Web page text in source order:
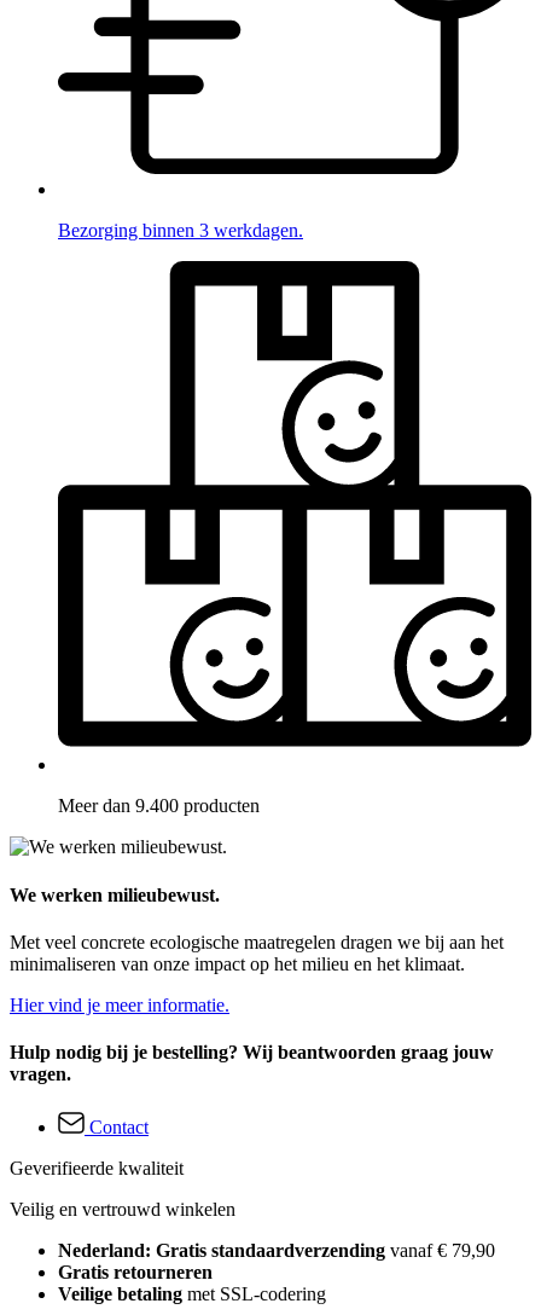
Bezorging binnen 3 werkdagen.
Meer dan 9.400 producten
We werken milieubewust.
Met veel concrete ecologische maatregelen dragen we bij aan het
minimaliseren van onze impact op het milieu en het klimaat.
Hier vind je meer informatie.
Hulp nodig bij je bestelling? Wij beantwoorden graag jouw
vragen.
Contact
Geverifieerde kwaliteit
Veilig en vertrouwd winkelen
Nederland: Gratis standaardverzending vanaf € 79,90
Gratis retourneren
Veilige betaling met SSL-codering